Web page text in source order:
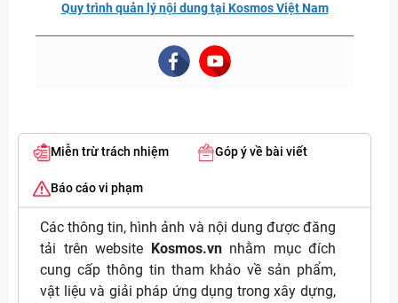
Quy trình quản lý nội dung tại Kosmos Việt Nam
Miễn trừ trách nhiệm Góp ý về bài viết
Báo cáo vi phạm
Các thông tin, hình ảnh và nội dung được đăng
tải trên website Kosmos.vnnhằm mục đích
cung cấp thông tin tham khảo về sản phẩm,
vật liệu và giải pháp ứng dụng trong xây dựng,